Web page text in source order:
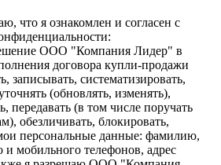
что я ознакомлен и согласен с
ООО "Компания Лидер" в
договора купли-продажи
записывать, систематизировать,
(обновлять, изменять),
передавать (в том числе поручать
обезличивать, блокировать,
персональные данные: фамилию,
мобильного телефонов, адрес